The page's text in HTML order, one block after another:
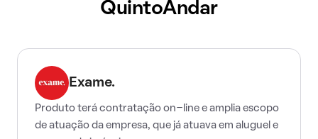
QuintoAndar
Exame.
Produto terá contratação on-line e amplia escopo
de atuação da empresa, que já atuava em aluguel e